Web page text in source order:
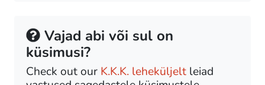
Vajad abi või sul on
küsimusi?
Check out our K.K.K. leheküljelt leiad